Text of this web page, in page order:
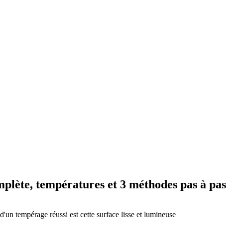
températures et 3 méthodes pas à pas